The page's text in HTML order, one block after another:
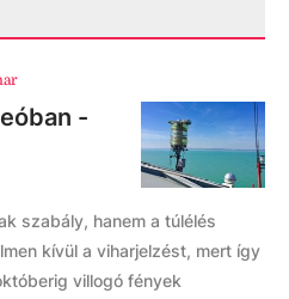
-
szabály, hanem a túlélés
kívül a viharjelzést, mert így
villogó fények